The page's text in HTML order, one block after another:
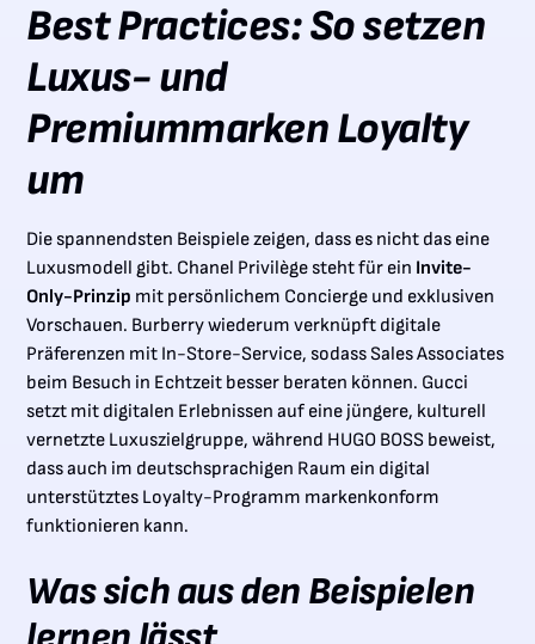
Best Practices: So setzen
Luxus- und
Premiummarken Loyalty
um
Die spannendsten Beispiele zeigen, dass es nicht das eine
Luxusmodell gibt. Chanel Privilège steht für ein Invite-
Only-Prinzip mit persönlichem Concierge und exklusiven
Vorschauen. Burberry wiederum verknüpft digitale
Präferenzen mit In-Store-Service, sodass Sales Associates
beim Besuch in Echtzeit besser beraten können. Gucci
setzt mit digitalen Erlebnissen auf eine jüngere, kulturell
vernetzte Luxuszielgruppe, während HUGO BOSS beweist,
dass auch im deutschsprachigen Raum ein digital
unterstütztes Loyalty-Programm markenkonform
funktionieren kann.
Was sich aus den Beispielen